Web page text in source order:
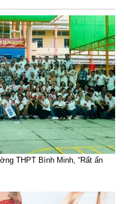
THPT Bình Minh, “Rất ấn